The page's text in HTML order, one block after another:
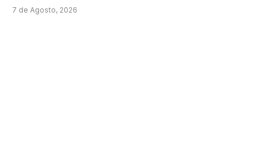
7 de Agosto, 2026